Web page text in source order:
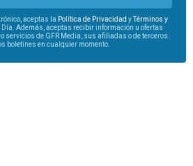
aceptas la Política de Privacidad y
Términos y
Día. Además, aceptas recibir información u ofertas
servicios de GFR Media, sus afiliadas o de terceros.
boletines en cualquier momento.